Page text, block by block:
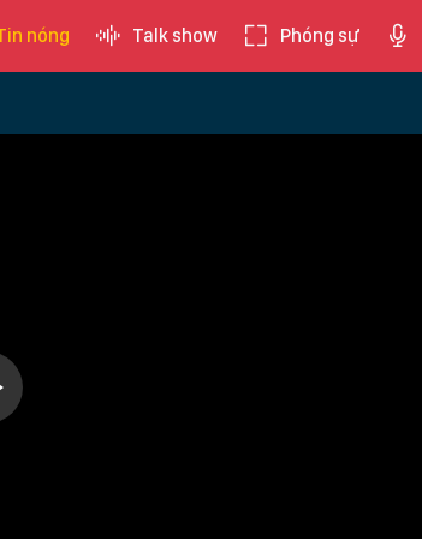
nóng Talk show Phóng sự